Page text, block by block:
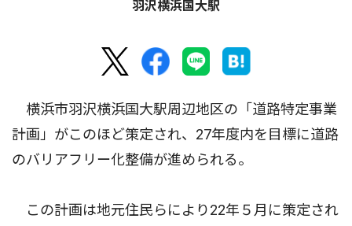
羽沢横浜国大駅
横浜市羽沢横浜国大駅周辺地区の「道路特定事業
計画」がこのほど策定され、27年度内を目標に道路
のバリアフリー化整備が進められる。
この計画は地元住民らにより22年５月に策定され